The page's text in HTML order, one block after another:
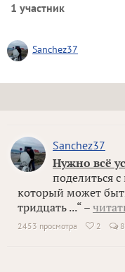
1 участник
Sanchez37
Sanchez37
Нужно всё
поделиться
который может
тридцать ...“ –
2453 просмотра  2 8